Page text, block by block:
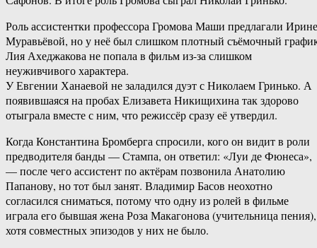
Роль ассистентки профессора Громова Маши предлагали Ирине
Муравьёвой, но у неё был слишком плотный съёмочный
Лия Ахеджакова не попала в фильм из-за слишком
неуживчивого характера.
У Евгении Ханаевой не заладился дуэт с Николаем Гринько. А
появившаяся на пробах Елизавета Никищихина так здорово
отыграла вместе с ним, что режиссёр сразу её утвердил.
Когда Константина Бромберга спросили, кого он видит в роли
предводителя банды — Стампа, он ответил: «Луи де Фюнеса»,
— после чего ассистент по актёрам позвонила Анатолию
Папанову, но тот был занят. Владимир Басов неохотно
согласился сниматься, потому что одну из ролей в фильме
играла его бывшая жена Роза Макагонова (учительница пения),
хотя совместных эпизодов у них не было.